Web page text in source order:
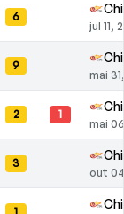
6
jul 11,
9
mai
2 1
mai
3
out